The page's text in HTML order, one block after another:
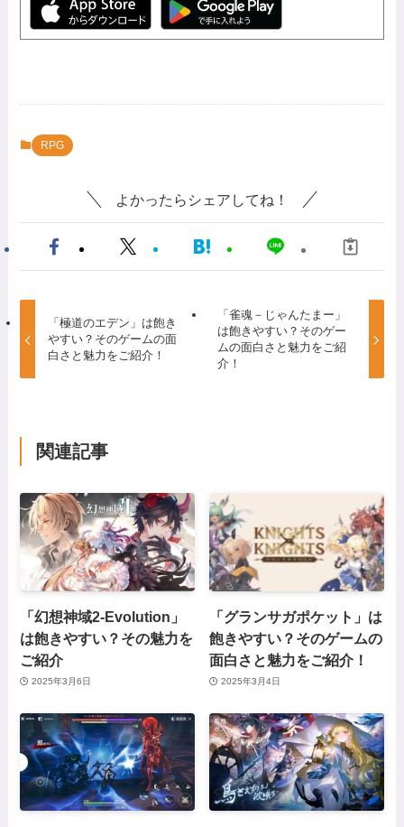
RPG
よかったらシェアしてね！
「極道のエデン」は飽き
やすい？そのゲームの面
白さと魅力をご紹介！
「雀魂－じゃんたまー」
は飽きやすい？そのゲー
ムの面白さと魅力をご紹
介！
関連記事
「幻想神域2-Evolution」
は飽きやすい？その魅力を
ご紹介
2025年3月6日
「グランサガポケット」は
飽きやすい？そのゲームの
面白さと魅力をご紹介！
2025年3月4日